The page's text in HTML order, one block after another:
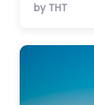
by THT